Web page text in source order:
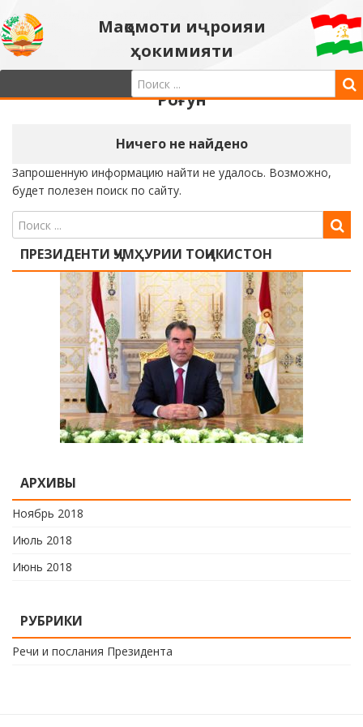
Мақомоти иҷроияи
ҳокимияти
давлатии шаҳри
Роғун
Ничего не найдено
Запрошенную информацию найти не удалось. Возможно,
будет полезен поиск по сайту.
ПРЕЗИДЕНТИ ҶУМҲУРИИ ТОҶИКИСТОН
АРХИВЫ
Ноябрь 2018
Июль 2018
Июнь 2018
РУБРИКИ
Речи и послания Президента